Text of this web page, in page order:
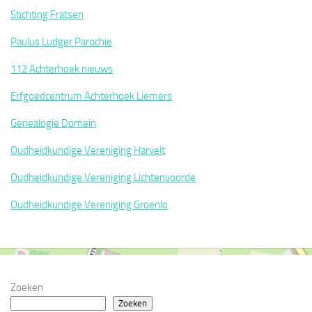
Stichting Fratsen
Paulus Ludger Parochie
112 Achterhoek nieuws
Erfgoedcentrum Achterhoek Liemers
Genealogie Domein
Oudheidkundige Vereniging Harvelt
Oudheidkundige Vereniging Lichtenvoorde
Oudheidkundige Vereniging Groenlo
Zoeken
Zoeken